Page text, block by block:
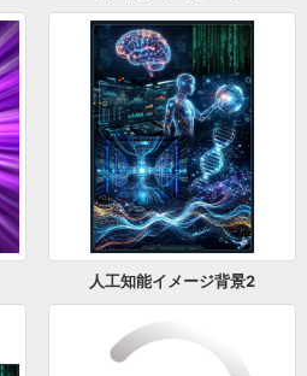
人工知能イメージ背景2